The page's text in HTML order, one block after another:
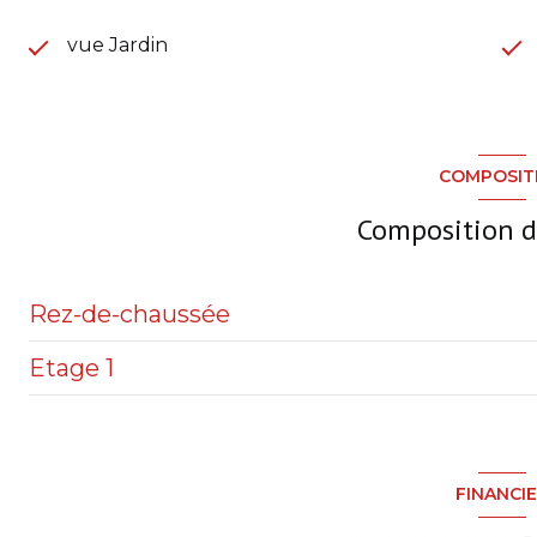
vue Jardin
Composition
Rez-de-chaussée
Terrain
Etage 1